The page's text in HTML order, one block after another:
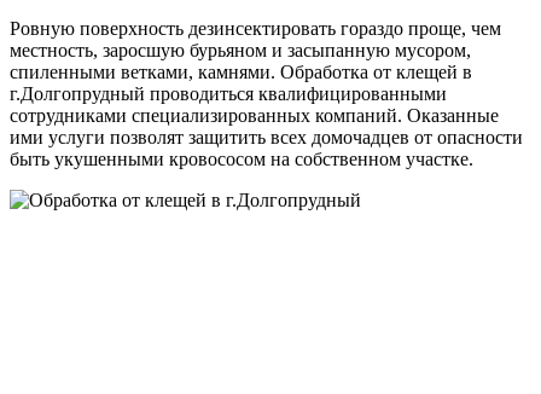
Ровную поверхность дезинсектировать гораздо проще, чем
местность, заросшую бурьяном и засыпанную мусором,
спиленными ветками, камнями. Обработка от клещей в
г.Долгопрудный проводиться квалифицированными
сотрудниками специализированных компаний. Оказанные
ими услуги позволят защитить всех домочадцев от опасности
быть укушенными кровососом на собственном участке.